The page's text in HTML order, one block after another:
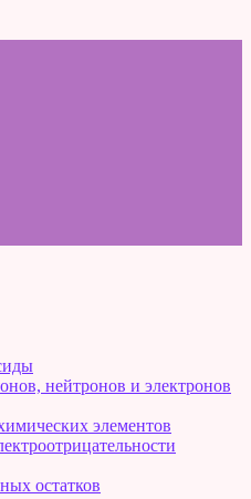
нейтронов и электронов
элементов
остатков